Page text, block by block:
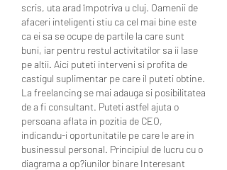
scris, uta arad împotriva u cluj. Oamenii de
afaceri inteligenti stiu ca cel mai bine este
ca ei sa se ocupe de partile la care sunt
buni, iar pentru restul activitatilor sa ii lase
pe altii. Aici puteti interveni si profita de
castigul suplimentar pe care il puteti obtine.
La freelancing se mai adauga si posibilitatea
de a fi consultant. Puteti astfel ajuta o
persoana aflata in pozitia de CEO,
indicandu-i oportunitatile pe care le are in
businessul personal. Principiul de lucru cu o
diagrama a op?iunilor binare Interesant